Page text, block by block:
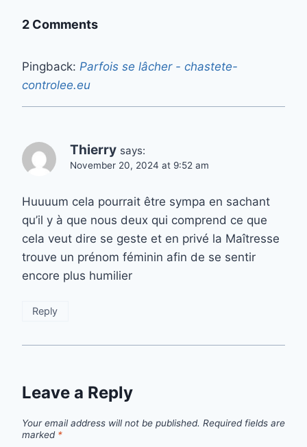
2 Comments
Pingback: Parfois se lâcher - chastete-
controlee.eu
Thierry says:
November 20, 2024 at 9:52 am
Huuuum cela pourrait être sympa en sachant
qu’il y à que nous deux qui comprend ce que
cela veut dire se geste et en privé la Maîtresse
trouve un prénom féminin afin de se sentir
encore plus humilier
Reply
Leave a Reply
Your email address will not be published. Required fields are
marked *